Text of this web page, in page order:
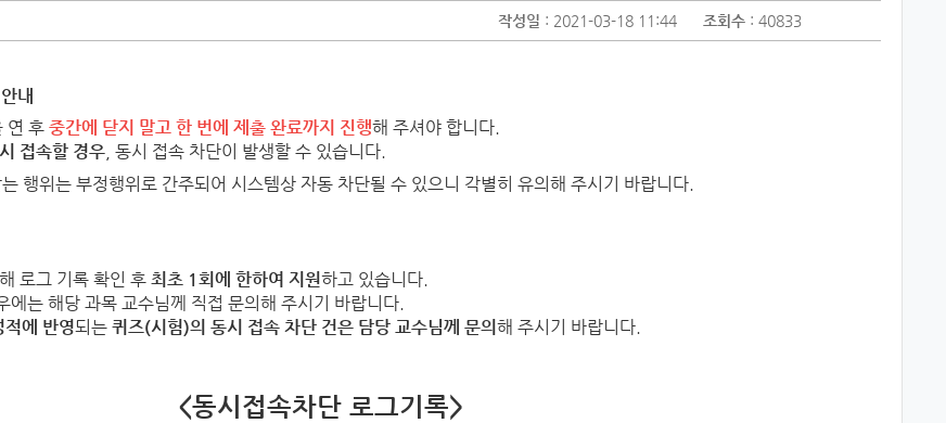
작성일 : 2021-03-18 11:44 조회수: 40833
내
연 후 중간에 닫지 말고 한 번에 제출 완료까지 진행해 주셔야 합니다.
접속할 경우 동시 접속 차단이 발생할 수 있습니다.
행위는 부정행위로 간주되어 시스템상 자동 차단될 수 있으니 각별히 유의해 주시기 바랍니다.
로그 기록 확인 후 최초 1회에 한하여 지원하고 있습니다.
에는 해당 과목 교수님께 직접 문의해 주시기 바랍니다.
적에 반영되는 퀴즈(시험)의 동시 접속 차단 건은 담당 교수님께 문의 해 주시기 바랍니다.
<동시접속차단 로그기록>